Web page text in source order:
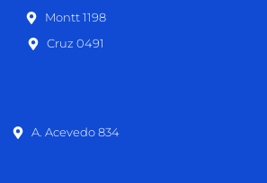
Montt 1198
Cruz 0491
A. Acevedo 834